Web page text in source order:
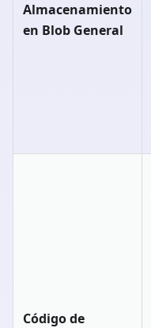
Almacenamiento
en Blob General
Código de